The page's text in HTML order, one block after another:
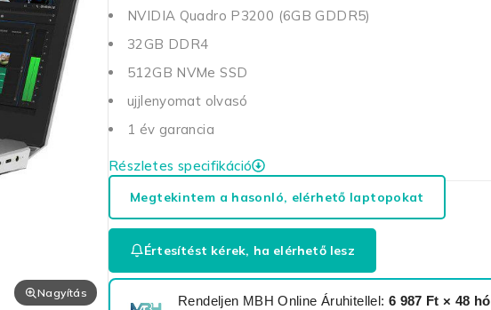
Nagyítás
NVIDIA Quadro P3200 (6GB GDDR5)
32GB DDR4
512GB NVMe SSD
ujjlenyomat olvasó
1 év garancia
Részletes specifikáció
Megtekintem a hasonló, elérhető laptopokat
Értesítést kérek, ha elérhető lesz
Rendeljen MBH Online Áruhitellel: 6 987 Ft × 48 hó